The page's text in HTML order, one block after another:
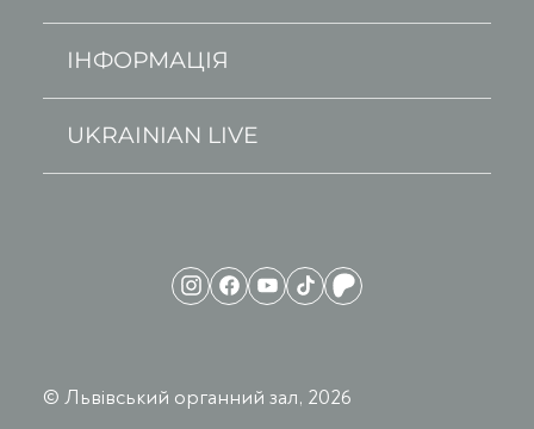
© Львівський органний зал, 2026
ІНФОРМАЦІЯ
UKRAINIAN LIVE